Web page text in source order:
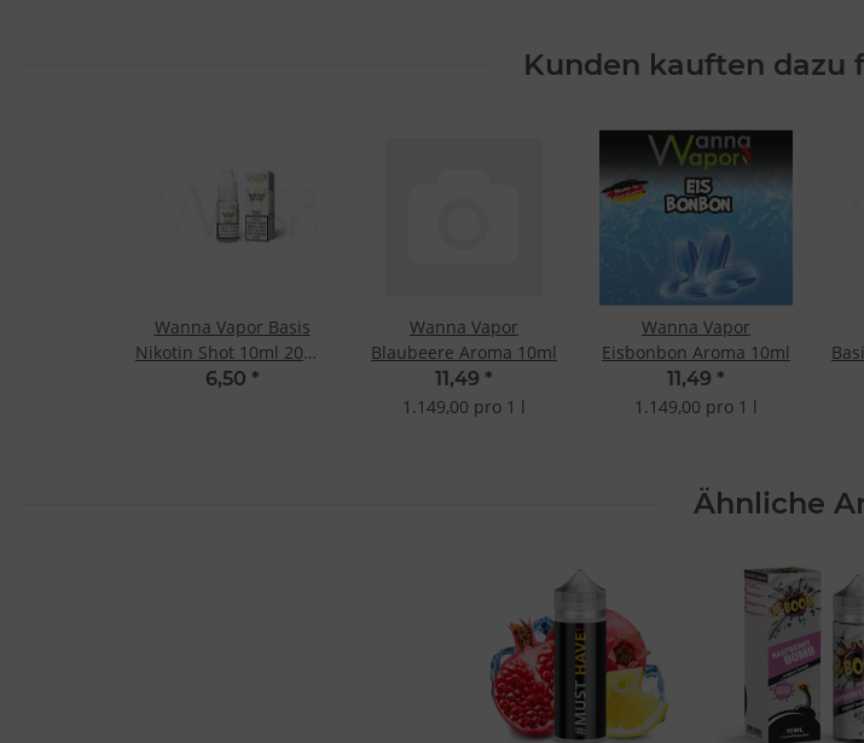
Kunden kauften dazu
Wanna Vapor Basis
Nikotin Shot 10ml 20mg
- 70/30
6,50 *
Wanna Vapor
Blaubeere Aroma 10ml
11,49 *
1.149,00 pro 1 l
Wanna Vapor
Eisbonbon Aroma 10ml
11,49 *
1.149,00 pro 1 l
Ähnliche